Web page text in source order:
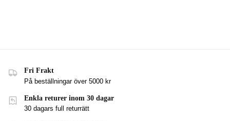
Fri Frakt
På beställningar över 5000 kr
Enkla returer inom 30 dagar
30 dagars full returrätt